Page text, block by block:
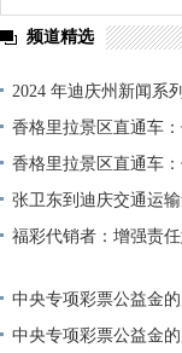
频道精选
2024 年迪庆州新闻系
单公示
香格里拉景区直通车
香格里拉景区直通车
张卫东到迪庆交通运
福彩代销者：增强责
中央专项彩票公益金
中央专项彩票公益金